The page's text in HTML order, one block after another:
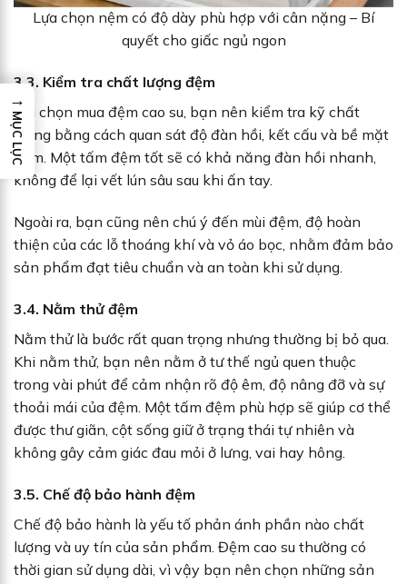
Lựa chọn nệm có độ dày phù hợp với cân nặng – Bí
quyết cho giấc ngủ ngon
3.3. Kiểm tra chất lượng đệm
Khi chọn mua đệm cao su, bạn nên kiểm tra kỹ chất
lượng bằng cách quan sát độ đàn hồi, kết cấu và bề mặt
đệm. Một tấm đệm tốt sẽ có khả năng đàn hồi nhanh,
không để lại vết lún sâu sau khi ấn tay.
Ngoài ra, bạn cũng nên chú ý đến mùi đệm, độ hoàn
thiện của các lỗ thoáng khí và vỏ áo bọc, nhằm đảm bảo
sản phẩm đạt tiêu chuẩn và an toàn khi sử dụng.
3.4. Nằm thử đệm
Nằm thử là bước rất quan trọng nhưng thường bị bỏ qua.
Khi nằm thử, bạn nên nằm ở tư thế ngủ quen thuộc
trong vài phút để cảm nhận rõ độ êm, độ nâng đỡ và sự
thoải mái của đệm. Một tấm đệm phù hợp sẽ giúp cơ thể
được thư giãn, cột sống giữ ở trạng thái tự nhiên và
không gây cảm giác đau mỏi ở lưng, vai hay hông.
3.5. Chế độ bảo hành đệm
Chế độ bảo hành là yếu tố phản ánh phần nào chất
lượng và uy tín của sản phẩm. Đệm cao su thường có
thời gian sử dụng dài, vì vậy bạn nên chọn những sản
→
MỤC LỤC